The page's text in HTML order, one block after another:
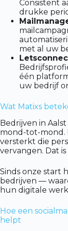
Consistent
drukke
met al uw
één
uw bedrijf
Wat Matixs
Bedrijven in
mond-tot-mond.
versterkt die
vervangen. Dat
Sinds onze start
bedrijven —
hun digitale
Hoe een
helpt